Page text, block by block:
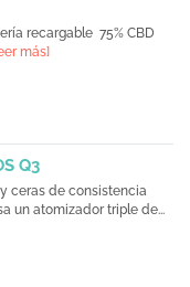
recargable 75% CBD
más]
Q3
ceras de consistencia
un atomizador triple de...